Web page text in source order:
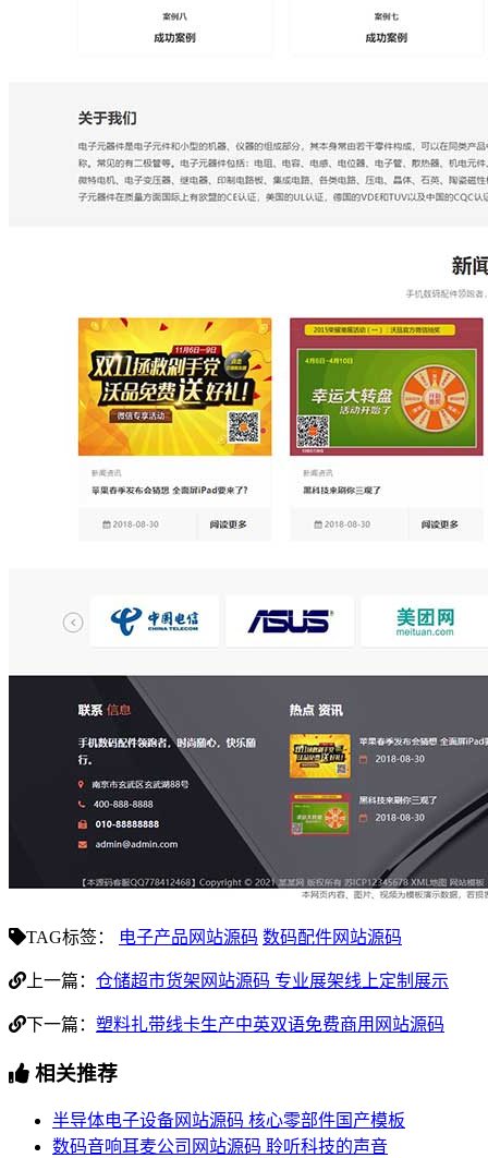
TAG标签： 电子产品网站源码 数码配件网站源码
上一篇： 仓储超市货架网站源码 专业展架线上定制展示
下一篇： 塑料扎带线卡生产中英双语免费商用网站源码
相关推荐
半导体电子设备网站源码 核心零部件国产模板
数码音响耳麦公司网站源码 聆听科技的声音